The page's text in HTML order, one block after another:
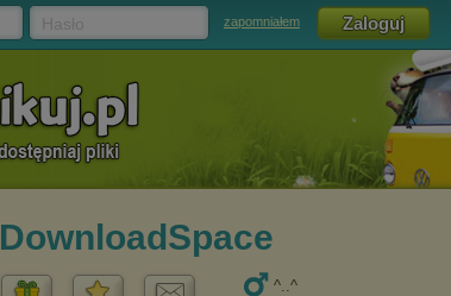
zapomniałem
DownloadSpace
^..^